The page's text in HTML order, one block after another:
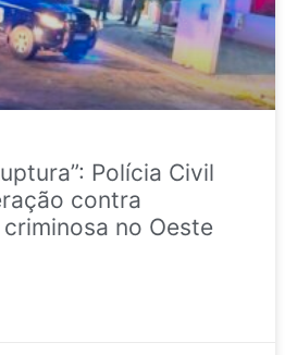
Polícia Civil
contra
no Oeste